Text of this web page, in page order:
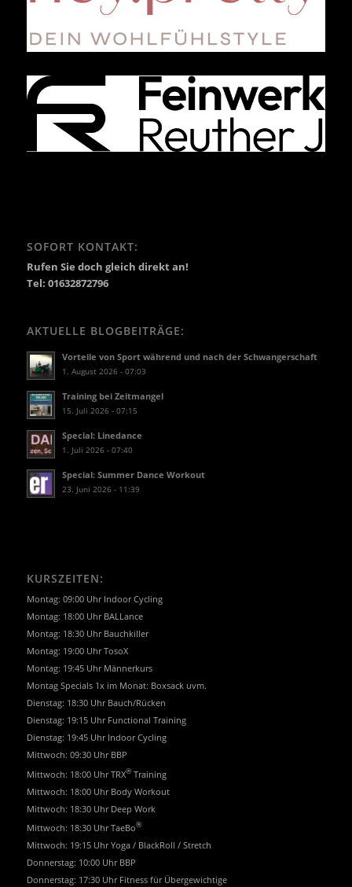
SOFORT KONTAKT:
Rufen Sie doch gleich direkt an!
Tel: 01632872796
AKTUELLE BLOGBEITRÄGE:
Vorteile von Sport während und nach der Schwangerschaft
1. August 2026 - 07:03
Training bei Zeitmangel
15. Juli 2026 - 07:15
Special: Linedance
1. Juli 2026 - 07:40
Special: Summer Dance Workout
23. Juni 2026 - 11:39
KURSZEITEN:
Montag: 09:00 Uhr Indoor Cycling
Montag: 18:00 Uhr BALLance
Montag: 18:30 Uhr Bauchkiller
Montag: 19:00 Uhr TosoX
Montag: 19:45 Uhr Männerkurs
Montag Specials 1x im Monat: Boxsack uvm.
Dienstag: 18:30 Uhr Bauch/Rücken
Dienstag: 19:15 Uhr Functional Training
Dienstag: 19:45 Uhr Indoor Cycling
Mittwoch: 09:30 Uhr BBP
Mittwoch: 18:00 Uhr TRX®Training
Mittwoch: 18:00 Uhr Body Workout
Mittwoch: 18:30 Uhr Deep Work
Mittwoch: 18:30 Uhr TaeBo®
Mittwoch: 19:15 Uhr Yoga / BlackRoll / Stretch
Donnerstag: 10:00 Uhr BBP
Donnerstag: 17:30 Uhr Fitness für Übergewichtige